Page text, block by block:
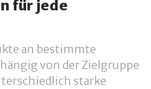
für jede
an bestimmte
von der Zielgruppe
starke